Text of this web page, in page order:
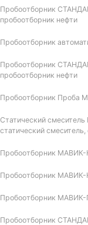
Пробоотборник
пробоотборник нефти
Пробоотборник
Пробоотборник
пробоотборник нефти
Пробоотборник Проба
Статический смеситель
статический
Пробоотборник МАВИК-
Пробоотборник МАВИК-
Пробоотборник МАВИК-
Пробоотборник